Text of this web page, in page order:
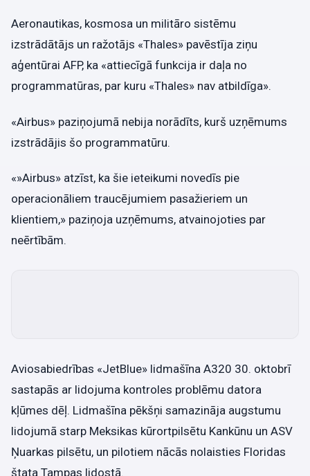
Aeronautikas, kosmosa un militāro sistēmu
izstrādātājs un ražotājs «Thales» pavēstīja ziņu
aģentūrai AFP, ka «attiecīgā funkcija ir daļa no
programmatūras, par kuru «Thales» nav atbildīga».
«Airbus» paziņojumā nebija norādīts, kurš uzņēmums
izstrādājis šo programmatūru.
«»Airbus» atzīst, ka šie ieteikumi novedīs pie
operacionāliem traucējumiem pasažieriem un
klientiem,» paziņoja uzņēmums, atvainojoties par
neērtībām.
Aviosabiedrības «JetBlue» lidmašīna A320 30. oktobrī
sastapās ar lidojuma kontroles problēmu datora
kļūmes dēļ. Lidmašīna pēkšņi samazināja augstumu
lidojumā starp Meksikas kūrortpilsētu Kankūnu un ASV
Ņuarkas pilsētu, un pilotiem nācās nolaisties Floridas
štata Tampas lidostā.